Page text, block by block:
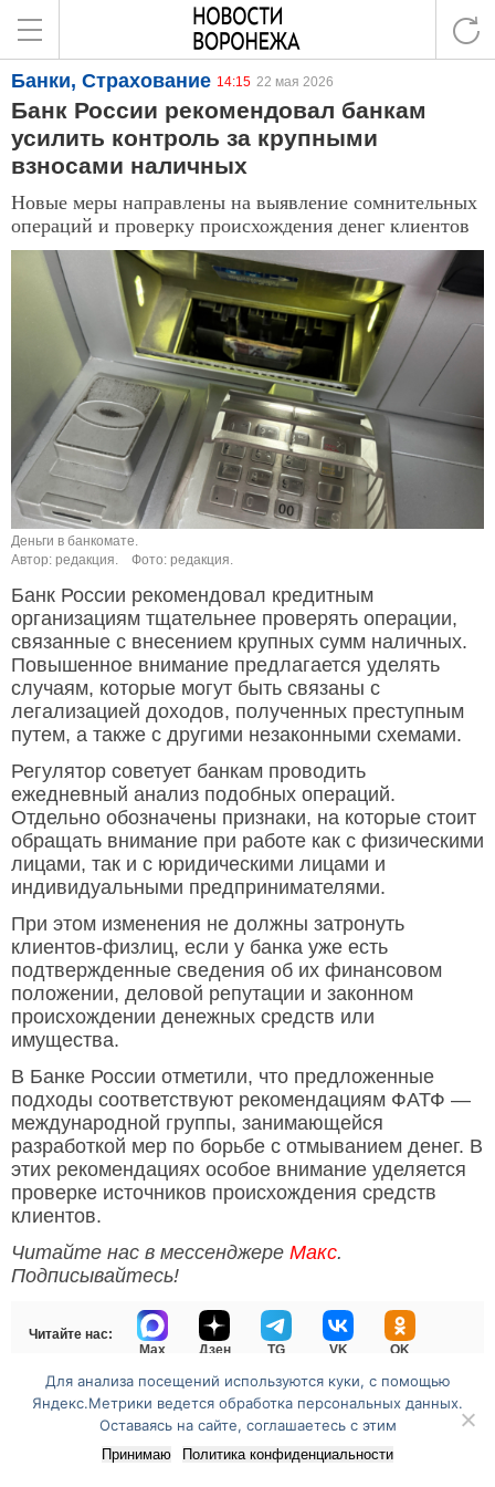
Банки, Страхование 14:15 22 мая 2026
Банк России рекомендовал банкам
усилить контроль за крупными
взносами наличных
Новые меры направлены на выявление сомнительных
операций и проверку происхождения денег клиентов
Деньги в банкомате.
Автор: редакция.
Фото: редакция.
Банк России рекомендовал кредитным
организациям тщательнее проверять операции,
связанные с внесением крупных сумм наличных.
Повышенное внимание предлагается уделять
случаям, которые могут быть связаны с
легализацией доходов, полученных преступным
путем, а также с другими незаконными схемами.
Регулятор советует банкам проводить
ежедневный анализ подобных операций.
Отдельно обозначены признаки, на которые стоит
обращать внимание при работе как с физическими
лицами, так и с юридическими лицами и
индивидуальными предпринимателями.
При этом изменения не должны затронуть
клиентов-физлиц, если у банка уже есть
подтвержденные сведения об их финансовом
положении, деловой репутации и законном
происхождении денежных средств или
имущества.
В Банке России отметили, что предложенные
подходы соответствуют рекомендациям ФАТФ —
международной группы, занимающейся
разработкой мер по борьбе с отмыванием денег. В
этих рекомендациях особое внимание уделяется
проверке источников происхождения средств
клиентов.
Читайте нас в мессенджере Макс.
Подписывайтесь!
Читайте нас:
Max
Дзен TG VK OK
Перейти на полную версию сайта
Для анализа посещений используются куки, с помощью
Яндекс.Метрики ведется обработка персональных данных.
Оставаясь на сайте, соглашаетесь с этим
Принимаю Политика конфиденциальности